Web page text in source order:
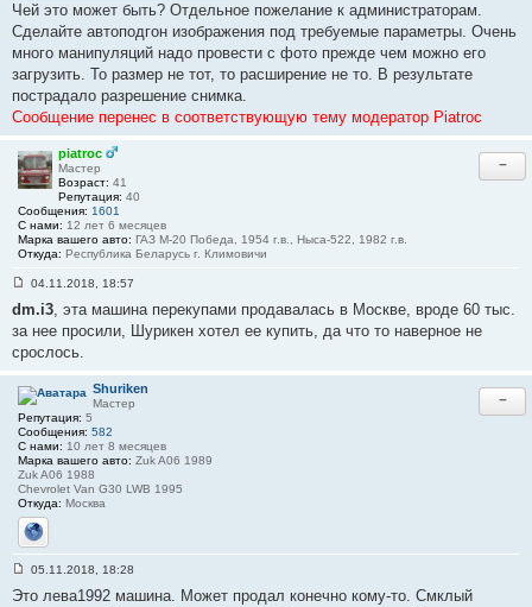
Чей это может быть? Отдельное пожелание к администраторам.
Сделайте автоподгон изображения под требуемые параметры. Очень
много манипуляций надо провести с фото прежде чем можно его
загрузить. То размер не тот, то расширение не то. В результате
пострадало разрешение снимка.
Сообщение перенес в соответствующую тему модератор Piatroc
piatroc
Мастер
Возраст: 41
Репутация: 40
Сообщения: 1601
С нами: 12 лет 6 месяцев
Марка вашего авто: ГАЗ М-20 Победа, 1954 г.в., Ныса-522, 1982 г.в.
Откуда: Республика Беларусь г. Климовичи
−
о
б
щ
н
и
е
#
2
4
04.11.2018, 18:57
dm.i3, эта машина перекупами продавалась в Москве, вроде 60 тыс.
за нее просили, Шурикен хотел ее купить, да что то наверное не
срослось.
Shuriken
Мастер
Репутация: 5
Сообщения: 582
С нами: 10 лет 8 месяцев
Марка вашего авто: Zuk A06 1989
Zuk A06 1988
Chevrolet Van G30 LWB 1995
Откуда: Москва
Сайт
−
о
05.11.2018, 18:28
Это лева1992 машина. Может продал конечно кому-то. Смклый